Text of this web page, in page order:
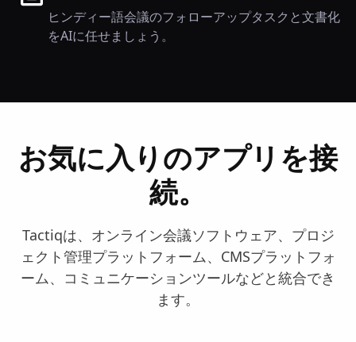
ヒンディー語会議のフォローアップタスクと文書化
をAIに任せましょう。
お気に入りのアプリを接
続。
Tactiqは、オンライン会議ソフトウェア、プロジ
ェクト管理プラットフォーム、CMSプラットフォ
ーム、コミュニケーションツールなどと統合でき
ます。